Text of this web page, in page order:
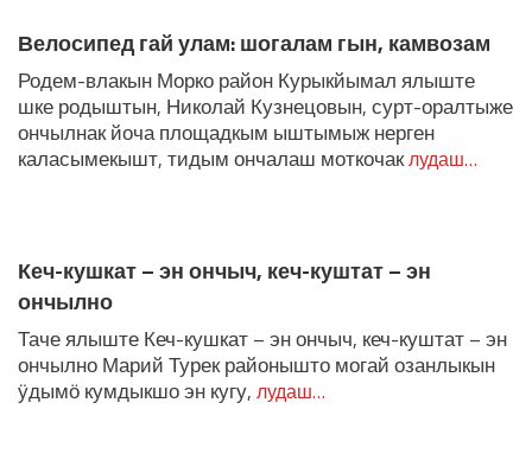
Велосипед гай улам: шогалам гын, камвозам
Родем-влакын Морко район Курыкйымал ялыште
шке родыштын, Николай Кузнецовын, сурт-оралтыже
ончылнак йоча площадкым ыштымыж нерген
каласымекышт, тидым ончалаш моткочаклудаш…
Кеч-кушкат – эн ончыч, кеч-куштат – эн
ончылно
Таче ялыште Кеч-кушкат – эн ончыч, кеч-куштат – эн
ончылно Марий Турек районышто могай озанлыкын
ӱдымӧ кумдыкшо эн кугу, лудаш…